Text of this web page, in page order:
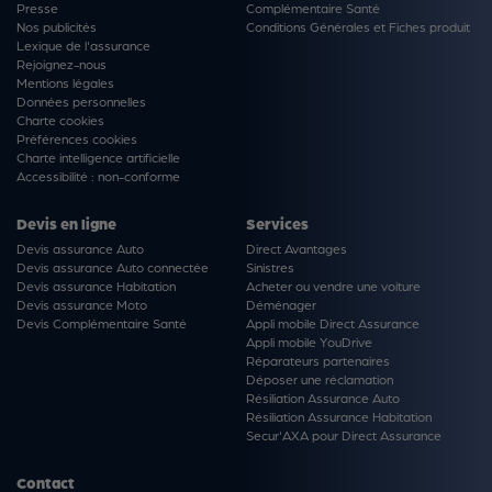
Presse
Nos publicités
Lexique de l'assurance
Rejoignez-nous
Mentions légales
Données personnelles
Charte cookies
Préférences cookies
Charte intelligence artificielle
Accessibilité : non-conforme
Complémentaire Santé
Conditions Générales et Fiches produit
Devis en ligne
Devis assurance Auto
Devis assurance Auto connectée
Devis assurance Habitation
Devis assurance Moto
Devis Complémentaire Santé
Services
Direct Avantages
Sinistres
Acheter ou vendre une voiture
Déménager
Appli mobile Direct Assurance
Appli mobile YouDrive
Réparateurs partenaires
Déposer une réclamation
Résiliation Assurance Auto
Résiliation Assurance Habitation
Secur'AXA pour Direct Assurance
Contact